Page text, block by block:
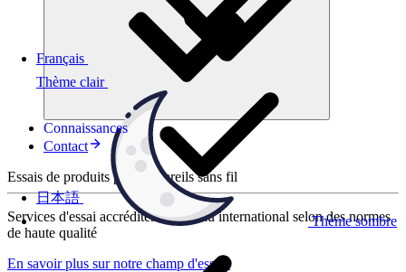
Thème clair
Thème sombre
Français
日本語
Connaissances
Contact
Essais de produits pour appareils sans fil
Services d'essai accrédités au niveau international selon des normes
de haute qualité
En savoir plus sur notre champ d'essais